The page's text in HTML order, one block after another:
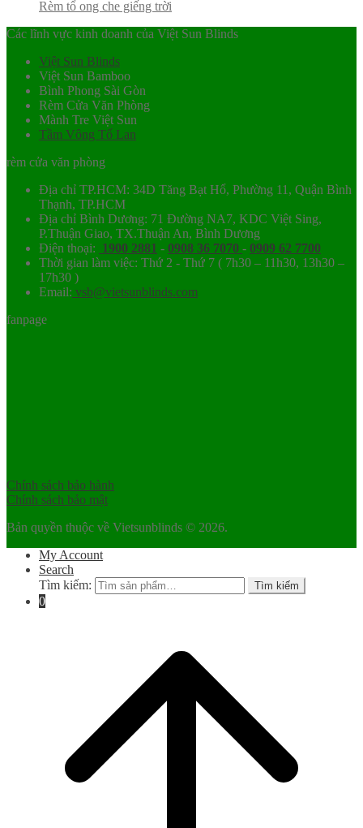
Rèm tổ ong che giếng trời
Các lĩnh vực kinh doanh của Việt Sun Blinds
Việt Sun Blinds
Việt Sun Bamboo
Bình Phong Sài Gòn
Rèm Cửa Văn Phòng
Mành Tre Việt Sun
Tầm Vông Tố Lan
rèm cửa văn phòng
Địa chỉ TP.HCM: 34D Tăng Bạt Hổ, Phường 11, Quận Bình
Thạnh, TP.HCM
Địa chỉ Bình Dương: 71 Đường NA7, KDC Việt Sing,
P.Thuận Giao, TX.Thuận An, Bình Dương
Điện thoại: 1900 2881 - 0908 36 7070 - 0909 62 7700
Thời gian làm việc: Thứ 2 - Thứ 7 ( 7h30 – 11h30, 13h30 –
17h30 )
Email: vsb@vietsunblinds.com
fanpage
Chính sách bảo hành
Chính sách bảo mật
Bản quyền thuộc về Vietsunblinds © 2026.
My Account
Search
Tìm kiếm:
Tìm kiếm
0